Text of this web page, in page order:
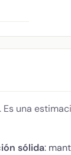
una
sólida: